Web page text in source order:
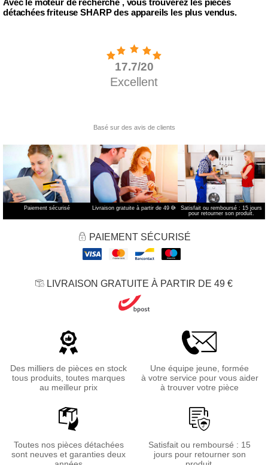
Avec le moteur de recherche , vous trouverez les pièces
détachées friteuse SHARP des appareils les plus vendus.
Paiement sécurisé Livraison gratuite à partir de 49 €*
Satisfait ou remboursé : 15 jours
pour retourner son produit.
PAIEMENT SÉCURISÉ
LIVRAISON GRATUITE À PARTIR DE 49 €
Des milliers de pièces en stock
tous produits, toutes marques
au meilleur prix
Une équipe jeune, formée
à votre service pour vous aider
à trouver votre pièce
Toutes nos pièces détachées
sont neuves et garanties deux
Satisfait ou remboursé : 15
jours pour retourner son